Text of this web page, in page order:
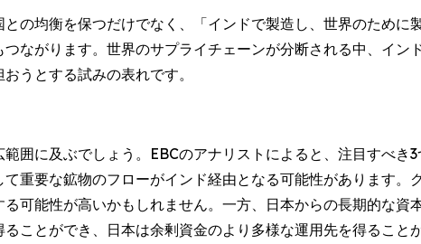
の均衡を保つだけでなく、「インドで製造し、世界のため
ながります。世界のサプライチェーンが分断される中、イン
うとする試みの表れです。
囲に及ぶでしょう。EBCのアナリストによると、注目すべ
重要な鉱物のフローがインド経由となる可能性があります
可能性が高いかもしれません。一方、日本からの長期的な
ことができ、日本は余剰資金のより多様な運用先を得ること